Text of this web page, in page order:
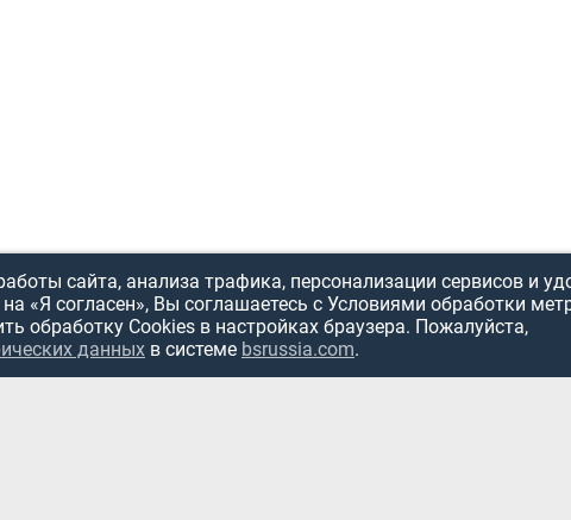
сайта, анализа трафика, персонализации сервисов и
«Я согласен», Вы соглашаетесь с Условиями обработки
обработку Cookies в настройках браузера. Пожалуйста,
данных в системе bsrussia.com.